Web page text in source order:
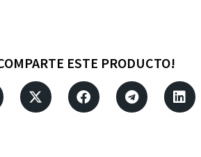
ESTE PRODUCTO!